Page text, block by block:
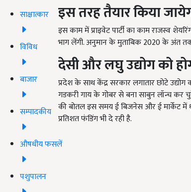
साक्षात्कार
विविध
बाजार
सम्पादकीय
औषधीय फसलें
पशुपालन
इस तरह तैयार किया
इस काम में प्राइवेट पार्टी का काम राजस्व
भाग लेंगी. अनुमान के मुताबिक 2020 के अंत
देसी और लघु उद्योग को
प्रदेश के साथ केंद्र सरकार लगातार छोटे
गडकरी गाय के गोबर से बना साबुन लॉन्च कर
की बोतल इस समय ई बिजनेस और ई मार्केट में
प्रतिशत फंडिंग भी दे रही है.